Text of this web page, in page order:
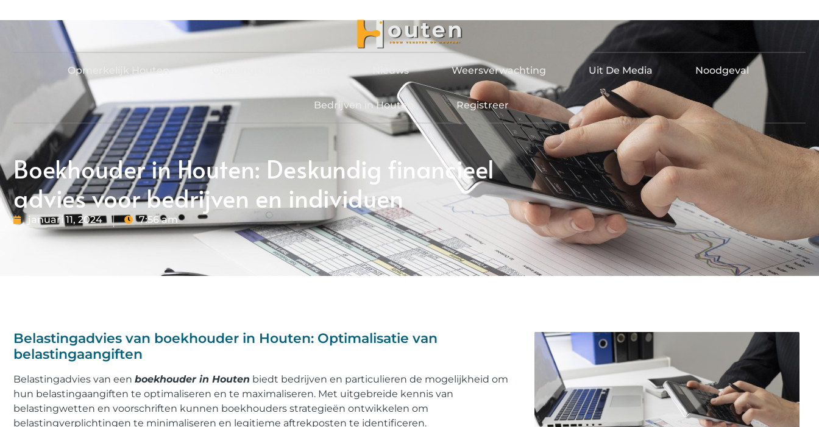
Opmerkelijk Houten Nieuws Weersverwachting Uit De Media Noodgeval
Bedrijven in Houten Registreer
Boekhouder in Houten: Deskundig financieel
advies voor bedrijven en individuen
januari 11, 2024 7:56 am
Belastingadvies van boekhouder in Houten: Optimalisatie van
belastingaangiften
Belastingadvies van een boekhouder in Houten biedt bedrijven en particulieren de mogelijkheid om
hun belastingaangiften te optimaliseren en te maximaliseren. Met uitgebreide kennis van
belastingwetten en voorschriften kunnen boekhouders strategieën ontwikkelen om
belastingverplichtingen te minimaliseren en legitieme aftrekposten te identificeren.